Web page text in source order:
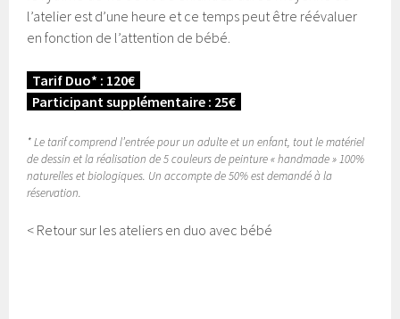
l’atelier est d’une heure et ce temps peut être réévaluer
en fonction de l’attention de bébé.
Tarif Duo* : 120€
Participant supplémentaire : 25€
* Le tarif comprend l’entrée pour un adulte et un enfant, tout le matériel
de dessin et la réalisation de 5 couleurs de peinture « handmade » 100%
naturelles et biologiques. Un accompte de 50% est demandé à la
réservation.
< Retour sur les ateliers en duo avec bébé